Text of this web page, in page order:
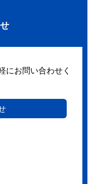
にお問い合わせく